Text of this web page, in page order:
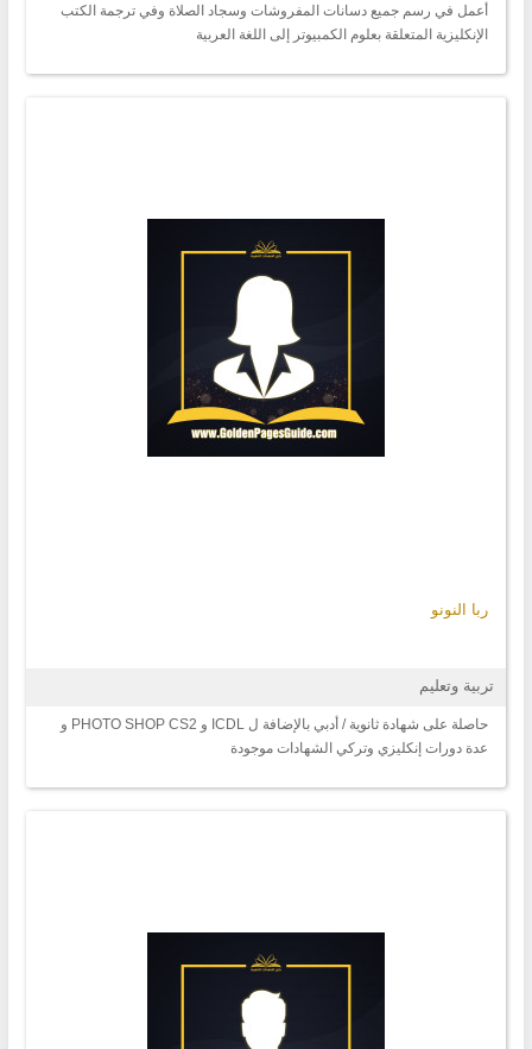
أعمل في رسم جميع دسانات المفروشات وسجاد الصلاة وفي ترجمة الكتب
الإنكليزية المتعلقة بعلوم الكمبيوتر إلى اللغة العربية
ربا النونو
تربية وتعليم
حاصلة على شهادة ثانوية / أدبي بالإضافة ل ICDL و PHOTO SHOP CS2 و
عدة دورات إنكليزي وتركي الشهادات موجودة